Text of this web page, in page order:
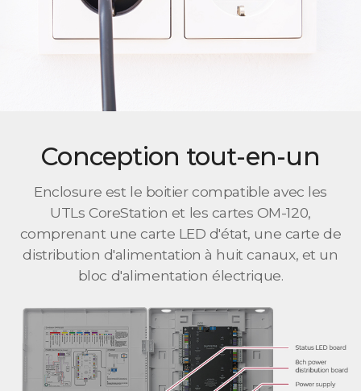
Conception tout-en-un
Enclosure est le boitier compatible avec les
UTLs CoreStation et les cartes OM-120,
comprenant une carte LED d'état, une carte de
distribution d'alimentation à huit canaux, et un
bloc d'alimentation électrique.